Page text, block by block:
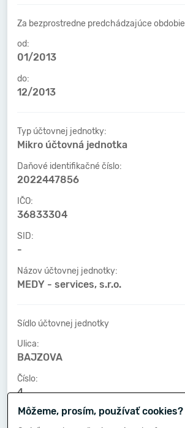
Za bezprostredne predchádzajúce obdobie
od:
01/2013
do:
12/2013
Typ účtovnej jednotky:
Mikro účtovná jednotka
Daňové identifikačné číslo:
2022447856
IČO:
36833304
SID:
-
Názov účtovnej jednotky:
MEDY - services, s.r.o.
Sídlo účtovnej jednotky
Ulica:
BAJZOVA
Číslo:
4
PSČ:
Môžeme, prosím, používať cookies?